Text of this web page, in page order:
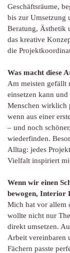
Geschäftsräume,
bis zur Umsetzung
Beratung, Ästhetik
das kreative
die
Was macht diese
Am meisten gefällt
einsetzen kann
Menschen wirklich
wenn aus einer
– und noch
wiederfinden.
Alltag: jedes
Vielfalt inspiriert
Wenn wir einen
bewogen, Interior
Mich hat vor allem
wollte nicht nur
direkt umsetzen.
Arbeit vereinbaren
Fächern passte